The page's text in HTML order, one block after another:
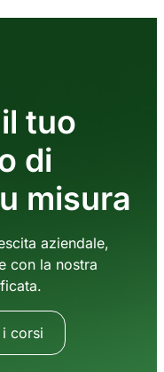
tuo
di
misura
aziendale,
con la nostra
corsi